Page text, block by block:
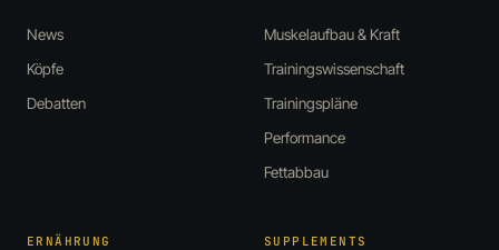
News
Köpfe
Debatten
Muskelaufbau & Kraft
Trainingswissenschaft
Trainingspläne
Performance
Fettabbau
ERNÄHRUNG SUPPLEMENTS